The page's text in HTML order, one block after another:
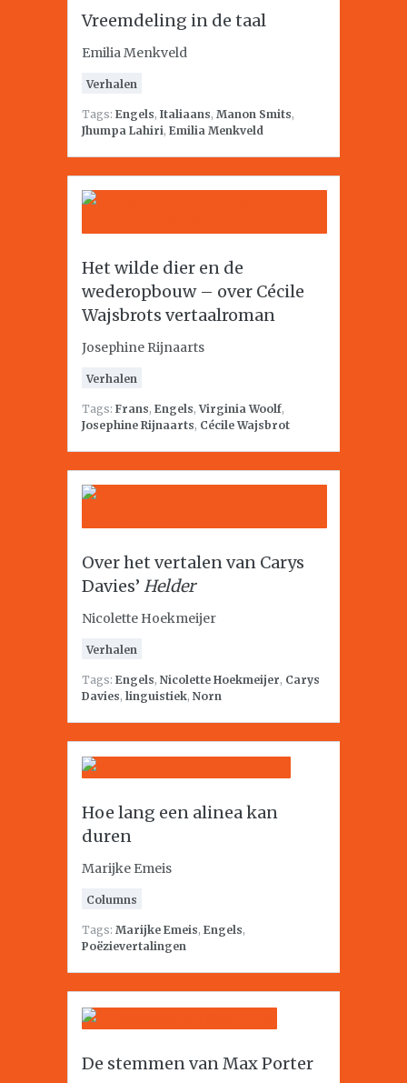
Vreemdeling in de taal
Emilia Menkveld
Verhalen
Tags: Engels, Italiaans, Manon Smits,
Jhumpa Lahiri, Emilia Menkveld
Het wilde dier en de
wederopbouw – over Cécile
Wajsbrots vertaalroman
Josephine Rijnaarts
Verhalen
Tags: Frans, Engels,Virginia Woolf,
Josephine Rijnaarts, Cécile Wajsbrot
Over het vertalen van Carys
Davies’ Helder
Nicolette Hoekmeijer
Verhalen
Tags: Engels, Nicolette Hoekmeijer, Carys
Davies, linguistiek, Norn
Hoe lang een alinea kan
duren
Marijke Emeis
Columns
Tags: Marijke Emeis, Engels,
Poëzievertalingen
De stemmen van Max Porter